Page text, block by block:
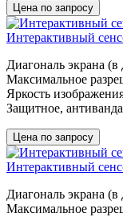
Цена по запросу
Интерактивный
Диагональ экрана
Максимальное
Яркость
Защитное,
Цена по запросу
Интерактивный
Диагональ экрана
Максимальное